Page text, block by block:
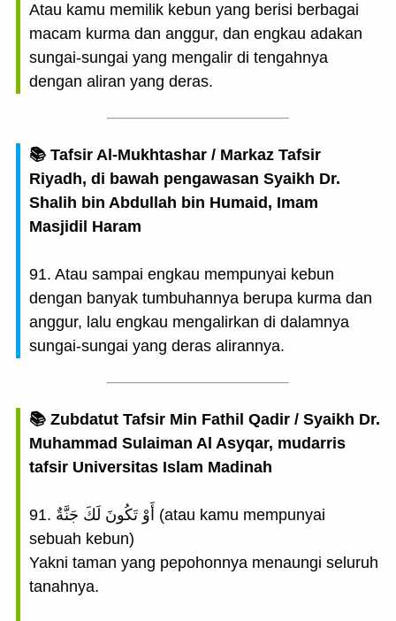
Atau kamu memilik kebun yang berisi berbagai
macam kurma dan anggur, dan engkau adakan
sungai-sungai yang mengalir di tengahnya
dengan aliran yang deras.
📚 Tafsir Al-Mukhtashar / Markaz Tafsir
Riyadh, di bawah pengawasan Syaikh Dr.
Shalih bin Abdullah bin Humaid, Imam
Masjidil Haram
91. Atau sampai engkau mempunyai kebun
dengan banyak tumbuhannya berupa kurma dan
anggur, lalu engkau mengalirkan di dalamnya
sungai-sungai yang deras alirannya.
📚 Zubdatut Tafsir Min Fathil Qadir / Syaikh Dr.
Muhammad Sulaiman Al Asyqar, mudarris
tafsir Universitas Islam Madinah
91. أَوْ تَكُونَ لَكَ جَنَّةٌ (atau kamu mempunyai
sebuah kebun)
Yakni taman yang pepohonnya menaungi seluruh
tanahnya.